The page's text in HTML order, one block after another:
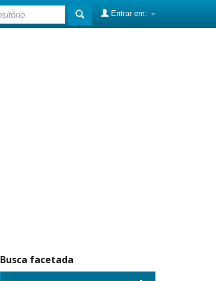
Entrar em:
Busca facetada